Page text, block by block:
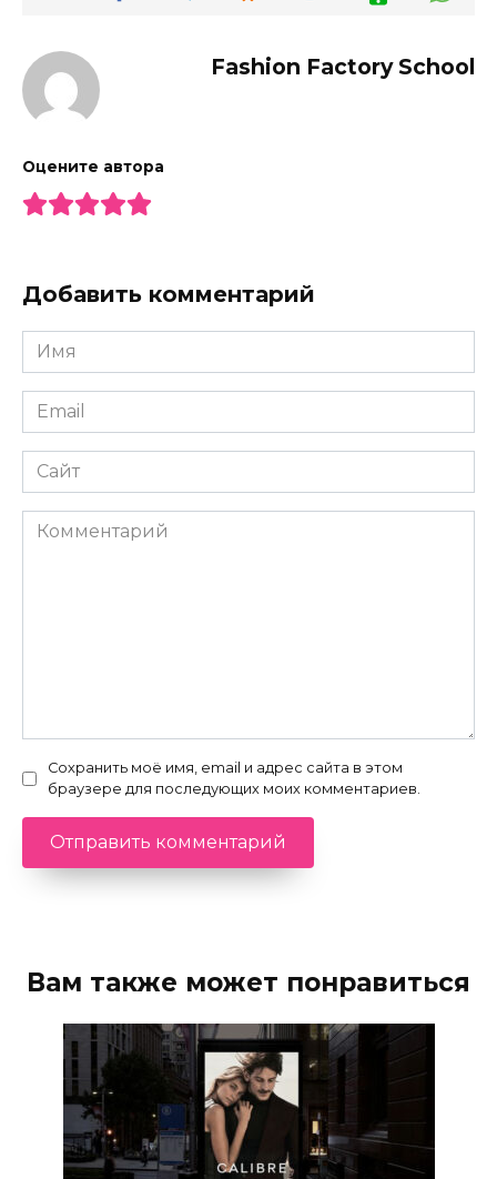
Fashion Factory School
Оцените автора
Добавить комментарий
Имя
*
Email
*
Сайт
Комментарий
Сохранить моё имя, email и адрес сайта в этом
браузере для последующих моих комментариев.
Вам также может понравиться